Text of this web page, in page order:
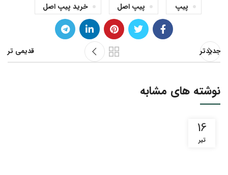
پیپ پیپ اصل خرید پیپ اصل
جدیدتر قدیمی تر
نوشته های مشابه
16
تیر